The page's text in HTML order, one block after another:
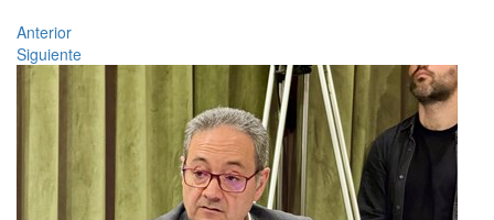
Anterior
Siguiente